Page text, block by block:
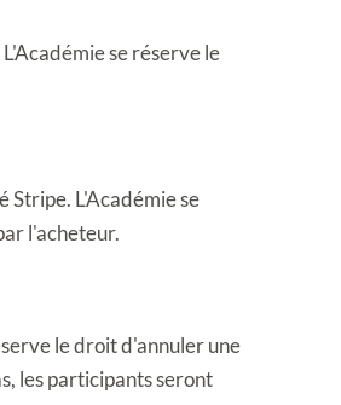
se réserve le
Stripe. L'Académie se
l'acheteur.
le droit d'annuler une
les participants seront